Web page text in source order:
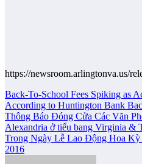
https://newsroom.arlingtonva.us/
Post
navigation
Back-To-School Fees Spiking as
According to Huntington Bank
Thông Báo Đóng Cửa Các Văn
Alexandria ở tiểu bang Virginia &
Trong Ngày Lễ Lao Động Hoa
2016